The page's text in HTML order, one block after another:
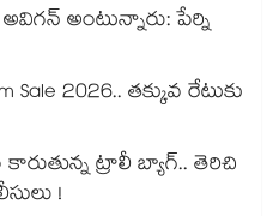
అంటున్నారు: పేర్ని
Sale 2026.. తక్కువ రేటుకు
ట్రాలీ బ్యాగ్.. తెరిచి
!